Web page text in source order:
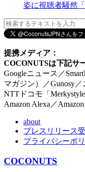
姿に視聴者騒然
提携メディア：
COCONUTSは下記サ
Googleニュース／
マガジン）／Gunosy
NTTドコモ「Merkystyle
Amazon Alexa／
about
プレスリリース
プライバシーポ
COCONUTS